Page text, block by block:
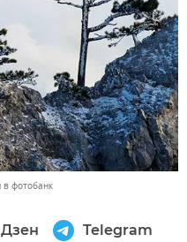
в фотобанк
Дзен Telegram